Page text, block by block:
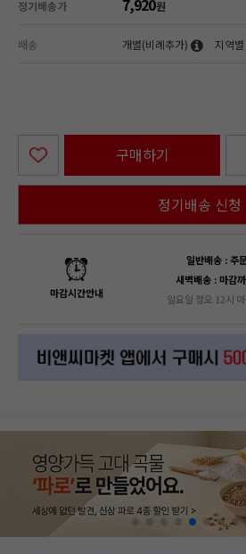
정기배송가 7,920원
배송 개별(비례추가) 지역별
구매하기
정기배송 신청
마감시간안내
일반배송 : 주
새벽배송 : 마감
일요일 정오 12시